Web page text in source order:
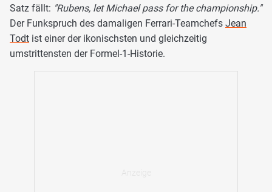
Satz fällt: "Rubens, let Michael pass for the championship."
Der Funkspruch des damaligen Ferrari-Teamchefs Jean
Todt ist einer der ikonischsten und gleichzeitig
umstrittensten der Formel-1-Historie.